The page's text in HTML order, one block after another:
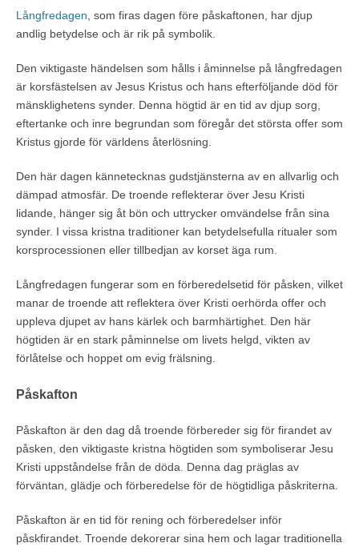
Långfredagen , som firas dagen före påskaftonen, har djup
andlig betydelse och är rik på symbolik.
Den viktigaste händelsen som hålls i åminnelse på långfredagen
är korsfästelsen av Jesus Kristus och hans efterföljande död för
mänsklighetens synder. Denna högtid är en tid av djup sorg,
eftertanke och inre begrundan som föregår det största offer som
Kristus gjorde för världens återlösning.
Den här dagen kännetecknas gudstjänsterna av en allvarlig och
dämpad atmosfär. De troende reflekterar över Jesu Kristi
lidande, hänger sig åt bön och uttrycker omvändelse från sina
synder. I vissa kristna traditioner kan betydelsefulla ritualer som
korsprocessionen eller tillbedjan av korset äga rum.
Långfredagen fungerar som en förberedelsetid för påsken, vilket
manar de troende att reflektera över Kristi oerhörda offer och
uppleva djupet av hans kärlek och barmhärtighet. Den här
högtiden är en stark påminnelse om livets helgd, vikten av
förlåtelse och hoppet om evig frälsning.
Påskafton
Påskafton är den dag då troende förbereder sig för firandet av
påsken, den viktigaste kristna högtiden som symboliserar Jesu
Kristi uppståndelse från de döda. Denna dag präglas av
förväntan, glädje och förberedelse för de högtidliga påskriterna.
Påskafton är en tid för rening och förberedelser inför
påskfirandet. Troende dekorerar sina hem och lagar traditionella